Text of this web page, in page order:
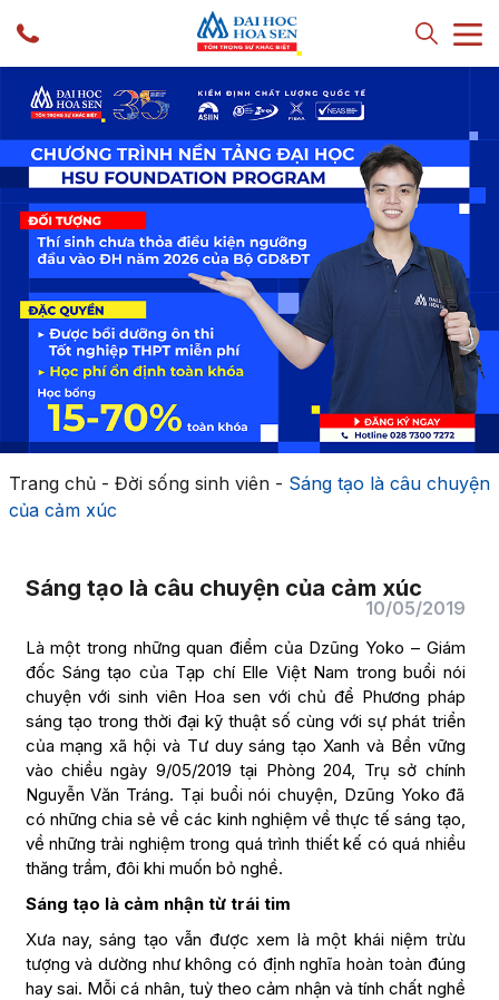
Trang chủ- Đời sống sinh viên- Sáng tạo là câu chuyện
của cảm xúc
Sáng tạo là câu chuyện của cảm xúc
10/05/2019
Là một trong những quan điểm của Dzũng Yoko – Giám
đốc Sáng tạo của Tạp chí Elle Việt Nam trong buổi nói
chuyện với sinh viên Hoa sen với chủ để Phương pháp
sáng tạo trong thời đại kỹ thuật số cùng với sự phát triển
của mạng xã hội và Tư duy sáng tạo Xanh và Bền vững
vào chiều ngày 9/05/2019 tại Phòng 204, Trụ sở chính
Nguyễn Văn Tráng. Tại buổi nói chuyện, Dzũng Yoko đã
có những chia sẻ về các kinh nghiệm về thực tế sáng tạo,
về những trải nghiệm trong quá trình thiết kế có quá nhiều
thăng trầm, đôi khi muốn bỏ nghề.
Sáng tạo là cảm nhận từ trái tim
Xưa nay, sáng tạo vẫn được xem là một khái niệm trừu
tượng và dường như không có định nghĩa hoàn toàn đúng
hay sai. Mỗi cá nhân, tuỳ theo cảm nhận và tính chất nghề